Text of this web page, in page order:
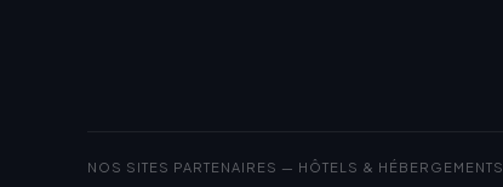
NOS SITES PARTENAIRES — HÔTELS & HÉBERGEMENTS